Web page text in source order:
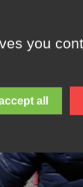
you
all